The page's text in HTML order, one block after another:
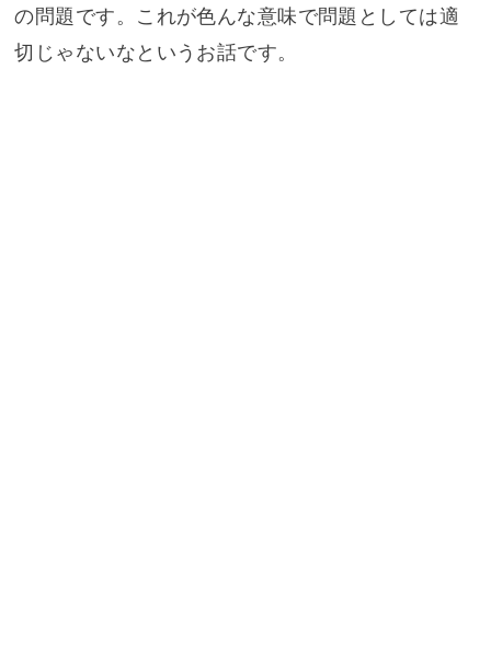
の問題です。これが色んな意味で問題としては適
切じゃないなというお話です。